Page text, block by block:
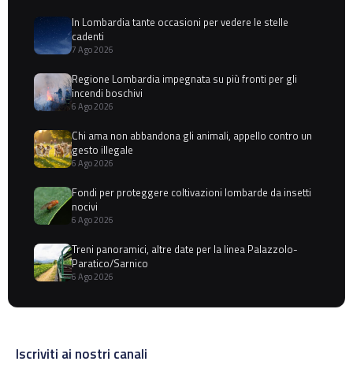
In Lombardia tante occasioni per vedere le stelle
cadenti
7 Ago 2026
Regione Lombardia impegnata su più fronti per gli
incendi boschivi
6 Ago 2026
Chi ama non abbandona gli animali, appello contro un
gesto illegale
6 Ago 2026
Fondi per proteggere coltivazioni lombarde da insetti
nocivi
6 Ago 2026
Treni panoramici, altre date per la linea Palazzolo-
Paratico/Sarnico
6 Ago 2026
Iscriviti ai nostri canali